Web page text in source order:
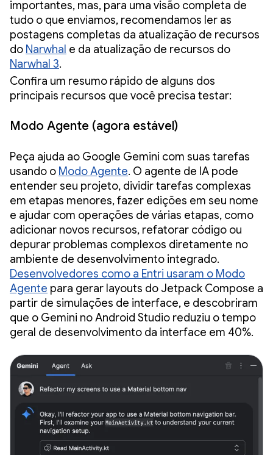
importantes, mas, para uma visão completa de
tudo o que enviamos, recomendamos ler as
postagens completas da atualização de recursos
do Narwhal e da atualização de recursos do
Narwhal 3.
Confira um resumo rápido de alguns dos
principais recursos que você precisa testar:
Modo Agente (agora estável)
Peça ajuda ao Google Gemini com suas tarefas
usando o Modo Agente. O agente de IA pode
entender seu projeto, dividir tarefas complexas
em etapas menores, fazer edições em seu nome
e ajudar com operações de várias etapas, como
adicionar novos recursos, refatorar código ou
depurar problemas complexos diretamente no
ambiente de desenvolvimento integrado.
Desenvolvedores como a Entri usaram o Modo
Agente para gerar layouts do Jetpack Compose a
partir de simulações de interface, e descobriram
que o Gemini no Android Studio reduziu o tempo
geral de desenvolvimento da interface em 40%.